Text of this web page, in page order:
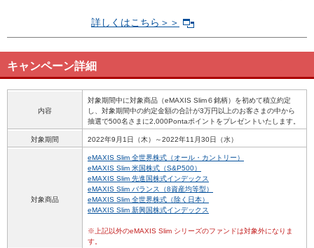
詳しくはこちら＞＞
キャンペーン詳細
内容
対象期間中に対象商品（eMAXIS Slim６銘柄）を初めて積立約定
し、対象期間中の約定金額の合計が3万円以上のお客さまの中から
抽選で500名さまに2,000Pontaポイントをプレゼントいたします。
対象期間 2022年9月1日（木）～2022年11月30日（水）
対象商品
eMAXIS Slim 全世界株式（オール・カントリー）
eMAXIS Slim 米国株式（S&P500）
eMAXIS Slim 先進国株式インデックス
eMAXIS Slim バランス（8資産均等型）
eMAXIS Slim 全世界株式（除く日本）
eMAXIS Slim 新興国株式インデックス
※上記以外のeMAXIS Slim シリーズのファンドは対象外になりま
す。